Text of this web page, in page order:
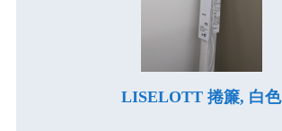
LISELOTT 捲簾, 白色